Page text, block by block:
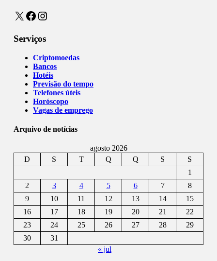
X Facebook
Instagram
Serviços
Criptomoedas
Bancos
Hotéis
Previsão do tempo
Telefones úteis
Horóscopo
Vagas de emprego
Arquivo de notícias
agosto 2026
D
S T Q Q S
S
1
2
3 4 5 6 7
8
9
10 11 12 13 14
15
16
17 18 19 20 21
22
23
24 25 26 27 28
29
30
31
« jul